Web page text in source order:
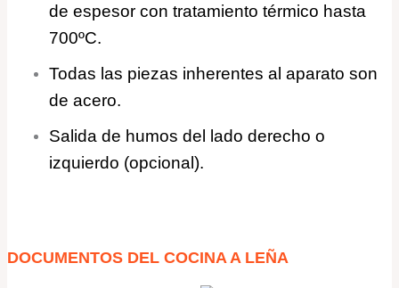
de espesor con tratamiento térmico hasta
700ºC.
Todas las piezas inherentes al aparato son
de acero.
Salida de humos del lado derecho o
izquierdo (opcional).
DOCUMENTOS DELCOCINA A LEÑA